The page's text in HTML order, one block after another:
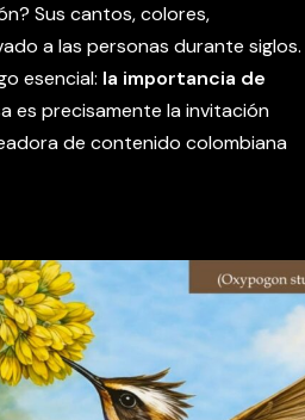
Sus cantos, colores,
a las personas durante siglos.
esencial: la importancia de
es precisamente la invitación
de contenido colombiana